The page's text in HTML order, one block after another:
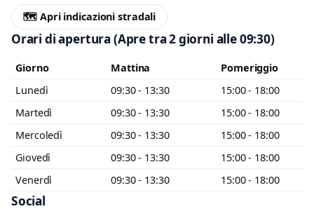
🗺️ Apri indicazioni stradali
Orari di apertura(Apre tra 2 giorni alle 09:30)
Giorno Mattina
Pomeriggio
Lunedì
09:30 - 13:30
15:00 - 18:00
Martedì
09:30 - 13:30
15:00 - 18:00
Mercoledì
09:30 - 13:30
15:00 - 18:00
Giovedì
09:30 - 13:30
15:00 - 18:00
Venerdì
09:30 - 13:30 15:00 - 18:00
Social